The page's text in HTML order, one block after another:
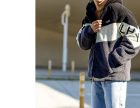
５．嚴禁一人註冊多個帳號或使用他人資訊註冊
恩沛科技股份有限公司將有權停止該用戶之使用